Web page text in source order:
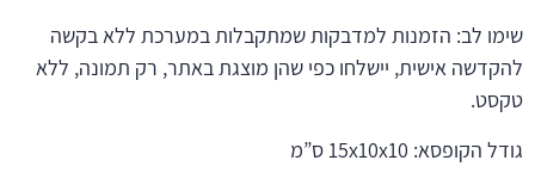
שימו לב: הזמנות למדבקות שמתקבלות במערכת ללא בקשה
להקדשה אישית, יישלחו כפי שהן מוצגת באתר, רק תמונה, ללא
טקסט.
גודל הקופסא: 15x10x10 ס”מ